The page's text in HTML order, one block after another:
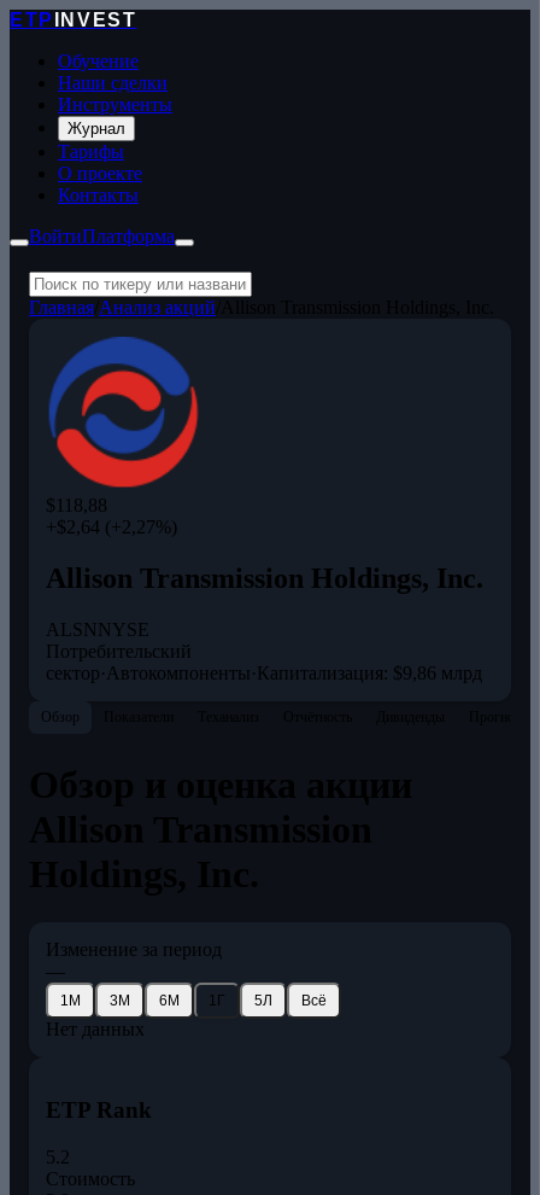
ETP
INVEST
Обучение
Наши сделки
Инструменты
Журнал
Тарифы
О проекте
Контакты
ВойтиПлатформа
Главная Анализ акций
$118,88
+$2,64 (+2,27%)
Allison Transmission Holdings, Inc.
ALSNNYSE
Потребительский
сектор· Автокомпоненты·Капитализация: $9,86 млрд
Обзор
Изменение за период
—
1М 3М 6М 1Г 5Л Всё
Нет данных
ETP Rank
5.2
Стоимость